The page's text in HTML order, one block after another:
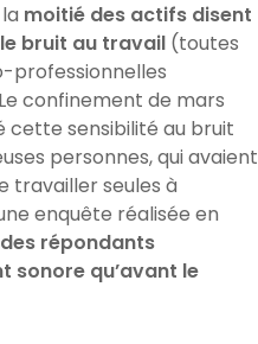
moitié des actifs disent
bruit au travail(toutes
professionnelles
confinement de mars
cette sensibilité au bruit
personnes, qui avaient
travailler seules à
enquête réalisée en
répondants
sonore qu’avant le